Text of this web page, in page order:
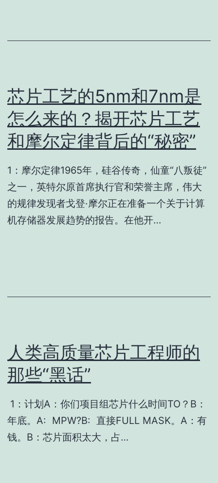
芯片工艺的5nm和7nm是
怎么来的？揭开芯片工艺
和摩尔定律背后的“秘密”
1：摩尔定律1965年，硅谷传奇，仙童“八叛徒”
之一，英特尔原首席执行官和荣誉主席，伟大
的规律发现者戈登·摩尔正在准备一个关于计算
机存储器发展趋势的报告。在他开…
人类高质量芯片工程师的
那些“黑话”
1：计划A：你们项目组芯片什么时间TO？B：
年底。A: MPW?B: 直接FULL MASK。A：有
钱。B：芯片面积太大，占…